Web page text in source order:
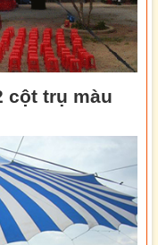
cột trụ màu